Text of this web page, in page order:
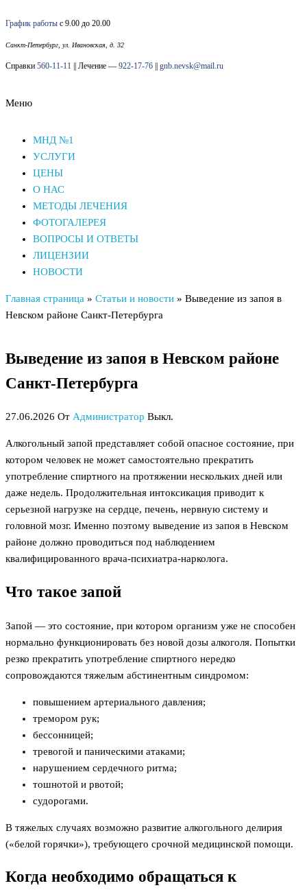
к
содержимому
График работы с 9.00 до 20.00
Санкт-Петербург, ул. Ивановская, д. 32
Справки 560-11-11 || Лечение — 922-17-76 gnb.nevsk@mail.ru
Меню
МНД №1
УСЛУГИ
ЦЕНЫ
О НАС
МЕТОДЫ ЛЕЧЕНИЯ
ФОТОГАЛЕРЕЯ
ВОПРОСЫ И ОТВЕТЫ
ЛИЦЕНЗИИ
НОВОСТИ
Главная страница » Статьи и новости » Выведение из запоя в
Невском районе Санкт-Петербурга
Выведение из запоя в Невском районе
Санкт-Петербурга
27.06.2026 От Администратор Выкл.
Алкогольный запой представляет собой опасное состояние, при
котором человек не может самостоятельно прекратить
употребление спиртного на протяжении нескольких дней или
даже недель. Продолжительная интоксикация приводит к
серьезной нагрузке на сердце, печень, нервную систему и
головной мозг. Именно поэтому выведение из запоя в Невском
районе должно проводиться под наблюдением
квалифицированного врача-психиатра-нарколога.
Что такое запой
Запой — это состояние, при котором организм уже не способен
нормально функционировать без новой дозы алкоголя. Попытки
резко прекратить употребление спиртного нередко
сопровождаются тяжелым абстинентным синдромом:
повышением артериального давления;
тремором рук;
бессонницей;
тревогой и паническими атаками;
нарушением сердечного ритма;
тошнотой и рвотой;
судорогами.
В тяжелых случаях возможно развитие алкогольного делирия
(«белой горячки»), требующего срочной медицинской помощи.
Когда необходимо обращаться к